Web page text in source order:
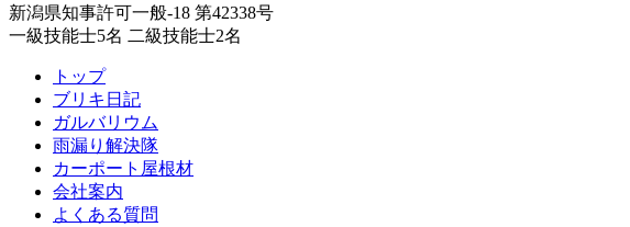
新潟県知事許可一般-18 第42338号
一級技能士5名 二級技能士2名
トップ
ブリキ日記
ガルバリウム
雨漏り解決隊
カーポート屋根材
会社案内
よくある質問